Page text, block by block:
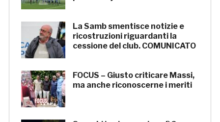
La Samb smentisce notizie e
ricostruzioni riguardanti la
cessione del club. COMUNICATO
FOCUS – Giusto criticare Massi,
ma anche riconoscerne i meriti